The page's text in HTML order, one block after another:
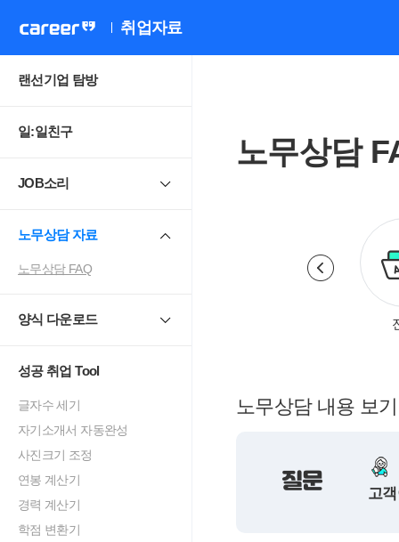
취업자료
랜선기업 탐방
일:일친구
JOB소리
노무상담 자료
노무상담 FAQ
양식 다운로드
성공 취업 Tool
글자수 세기
자기소개서 자동완성
사진크기 조정
연봉 계산기
경력 계산기
학점 변환기
노무상담
계약.취업규칙 근로시간
노무상담 내용 보기
질문 고